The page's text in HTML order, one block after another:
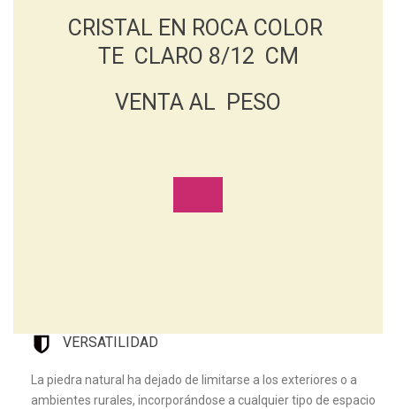
CRISTAL EN ROCA COLOR
TE CLARO 8/12 CM
VENTA AL PESO
VERSATILIDAD
La piedra natural ha dejado de limitarse a los exteriores o a
ambientes rurales, incorporándose a cualquier tipo de espacio